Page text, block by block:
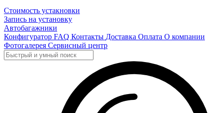
Стоимость устакновки
Запись на установку
Автобагажники
Конфигуратор FAQ Контакты Доставка Оплата О компании
Фотогалерея Сервисный центр